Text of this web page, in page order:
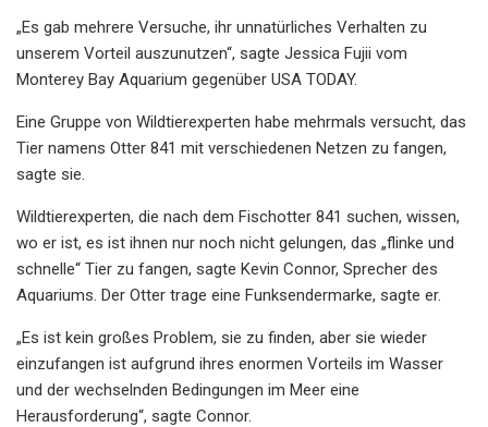
„Es gab mehrere Versuche, ihr unnatürliches Verhalten zu
unserem Vorteil auszunutzen“, sagte Jessica Fujii vom
Monterey Bay Aquarium gegenüber USA TODAY.
Eine Gruppe von Wildtierexperten habe mehrmals versucht, das
Tier namens Otter 841 mit verschiedenen Netzen zu fangen,
sagte sie.
Wildtierexperten, die nach dem Fischotter 841 suchen, wissen,
wo er ist, es ist ihnen nur noch nicht gelungen, das „flinke und
schnelle“ Tier zu fangen, sagte Kevin Connor, Sprecher des
Aquariums. Der Otter trage eine Funksendermarke, sagte er.
„Es ist kein großes Problem, sie zu finden, aber sie wieder
einzufangen ist aufgrund ihres enormen Vorteils im Wasser
und der wechselnden Bedingungen im Meer eine
Herausforderung“, sagte Connor.